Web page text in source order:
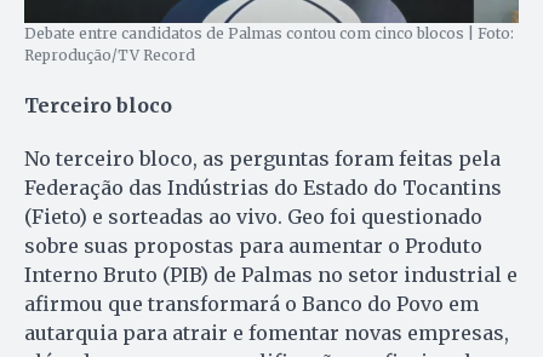
Debate entre candidatos de Palmas contou com cinco blocos | Foto:
Reprodução/TV Record
Terceiro bloco
No terceiro bloco, as perguntas foram feitas pela
Federação das Indústrias do Estado do Tocantins
(Fieto) e sorteadas ao vivo. Geo foi questionado
sobre suas propostas para aumentar o Produto
Interno Bruto (PIB) de Palmas no setor industrial e
afirmou que transformará o Banco do Povo em
autarquia para atrair e fomentar novas empresas,